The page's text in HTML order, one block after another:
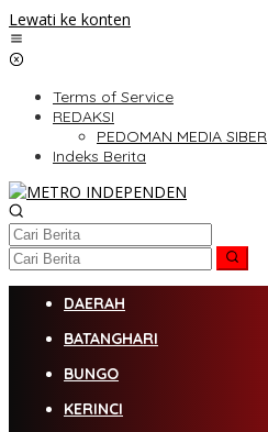
Lewati ke konten
Terms of Service
REDAKSI
PEDOMAN MEDIA SIBER
Indeks Berita
DAERAH
BATANGHARI
BUNGO
KERINCI